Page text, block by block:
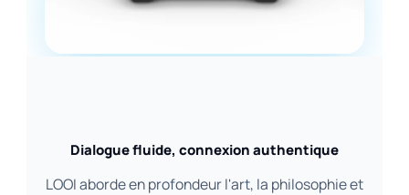
Dialogue fluide, connexion authentique
LOOI aborde en profondeur l'art, la philosophie et